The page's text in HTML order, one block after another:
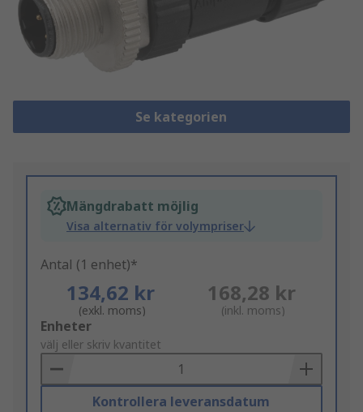
Se kategorien
Mängdrabatt möjlig
Visa alternativ för volympriser
Antal (1 enhet)*
134,62 kr
(exkl. moms)
168,28 kr
(inkl. moms)
Add
to
Basket
Enheter
välj eller skriv kvantitet
Kontrollera leveransdatum